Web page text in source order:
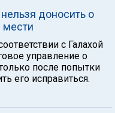
доносить о
мести
с Галахой
управление о
после попытки
его исправиться.